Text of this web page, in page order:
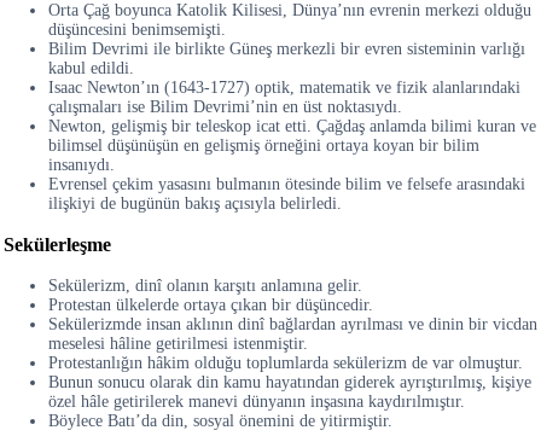
Orta Çağ boyunca Katolik Kilisesi, Dünya’nın evrenin merkezi olduğu
düşüncesini benimsemişti.
Bilim Devrimi ile birlikte Güneş merkezli bir evren sisteminin varlığı
kabul edildi.
Isaac Newton’ın (1643-1727) optik, matematik ve fizik alanlarındaki
çalışmaları ise Bilim Devrimi’nin en üst noktasıydı.
Newton, gelişmiş bir teleskop icat etti. Çağdaş anlamda bilimi kuran ve
bilimsel düşünüşün en gelişmiş örneğini ortaya koyan bir bilim
insanıydı.
Evrensel çekim yasasını bulmanın ötesinde bilim ve felsefe arasındaki
ilişkiyi de bugünün bakış açısıyla belirledi.
Sekülerleşme
Sekülerizm, dinî olanın karşıtı anlamına gelir.
Protestan ülkelerde ortaya çıkan bir düşüncedir.
Sekülerizmde insan aklının dinî bağlardan ayrılması ve dinin bir vicdan
meselesi hâline getirilmesi istenmiştir.
Protestanlığın hâkim olduğu toplumlarda sekülerizm de var olmuştur.
Bunun sonucu olarak din kamu hayatından giderek ayrıştırılmış, kişiye
özel hâle getirilerek manevi dünyanın inşasına kaydırılmıştır.
Böylece Batı’da din, sosyal önemini de yitirmiştir.